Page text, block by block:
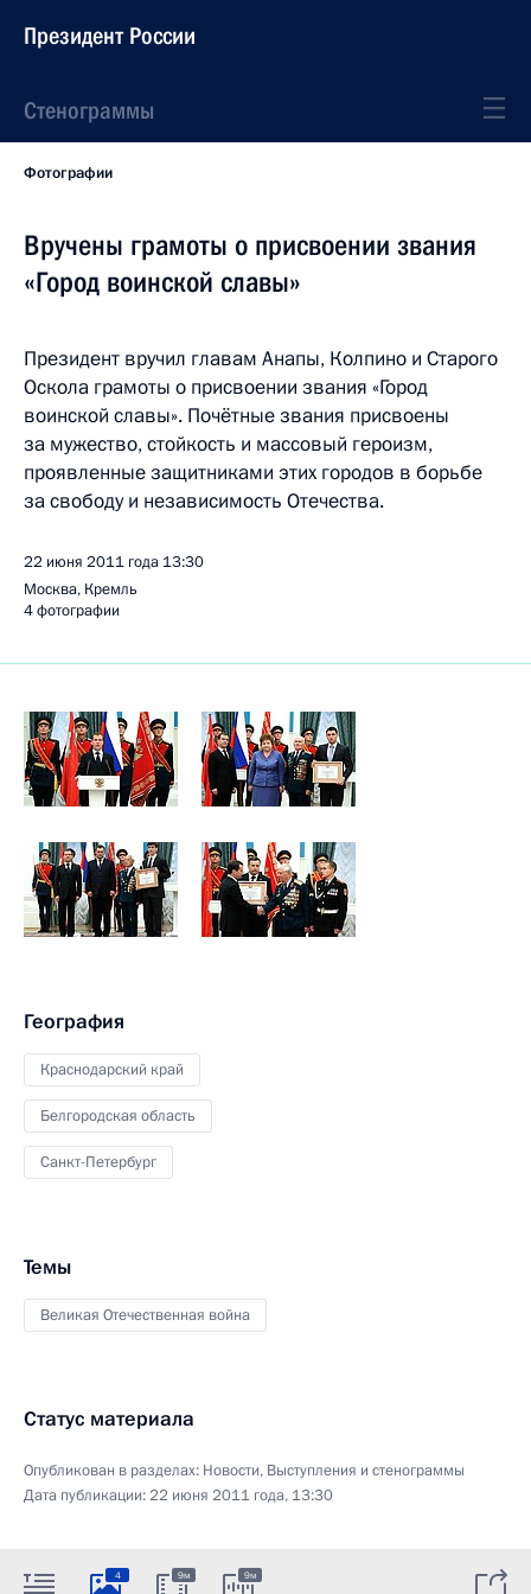
Президент России
Стенограммы
Фотографии
Вручены грамоты о присвоении звания
«Город воинской славы»
Президент вручил главам Анапы, Колпино и Старого
Оскола грамоты о присвоении звания «Город
воинской славы». Почётные звания присвоены
за мужество, стойкость и массовый героизм,
проявленные защитниками этих городов в борьбе
за свободу и независимость Отечества.
22 июня 2011 года 13:30
Москва, Кремль
4 фотографии
География
Краснодарский край
Белгородская область
Санкт-Петербург
Темы
Великая Отечественная война
Статус материала
Опубликован в разделах: Новости, Выступления и стенограммы
Дата публикации:22 июня 2011 года, 13:30
4 9м 9м